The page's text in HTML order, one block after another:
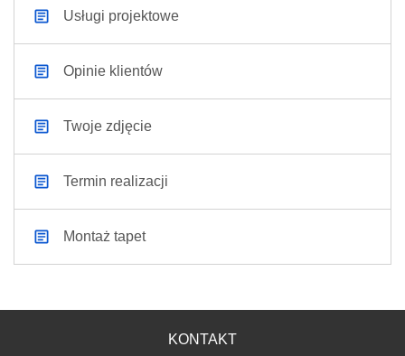
Usługi projektowe
Opinie klientów
Twoje zdjęcie
Termin realizacji
Montaż tapet
KONTAKT